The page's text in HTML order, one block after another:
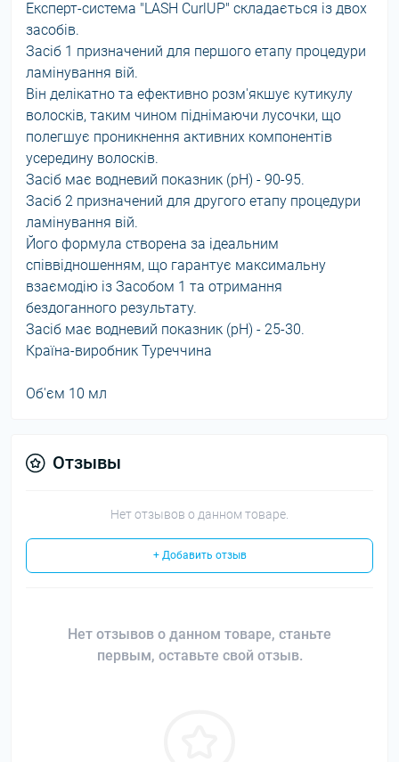
Експерт-система "LASH CurlUP" складається із двох
засобів.
Засіб 1 призначений для першого етапу процедури
ламінування вій.
Він делікатно та ефективно розм'якшує кутикулу
волосків, таким чином піднімаючи лусочки, що
полегшує проникнення активних компонентів
усередину волосків.
Засіб має водневий показник (рН) - 90-95.
Засіб 2 призначений для другого етапу процедури
ламінування вій.
Його формула створена за ідеальним
співвідношенням, що гарантує максимальну
взаємодію із Засобом 1 та отримання
бездоганного результату.
Засіб має водневий показник (рН) - 25-30.
Країна-виробник Туреччина
Об'єм 10 мл
Отзывы
Нет отзывов о данном товаре.
+ Добавить отзыв
Нет отзывов о данном товаре, станьте
первым, оставьте свой отзыв.